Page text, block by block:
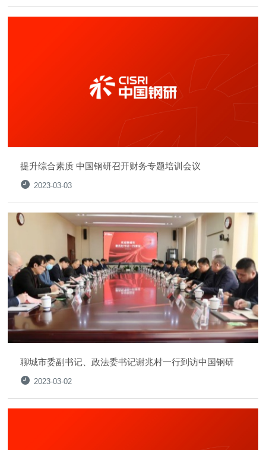
提升综合素质 中国钢研召开财务专题培训会议
2023-03-03
聊城市委副书记、政法委书记谢兆村一行到访中国钢研
2023-03-02